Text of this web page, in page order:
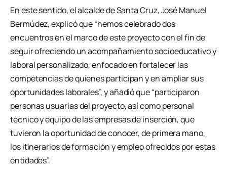
En este sentido, el alcalde de Santa Cruz, José Manuel
Bermúdez, explicó que “hemos celebrado dos
encuentros en el marco de este proyecto con el fin de
seguir ofreciendo un acompañamiento socioeducativo y
laboral personalizado, enfocado en fortalecer las
competencias de quienes participan y en ampliar sus
oportunidades laborales”, y añadió que “participaron
personas usuarias del proyecto, así como personal
técnico y equipo de las empresas de inserción, que
tuvieron la oportunidad de conocer, de primera mano,
los itinerarios de formación y empleo ofrecidos por estas
entidades”.